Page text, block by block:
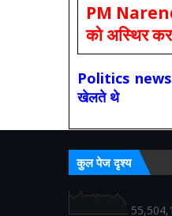
PM
को अस्थिर
Politics news
खेलते थे
कुल पेज दृश्य